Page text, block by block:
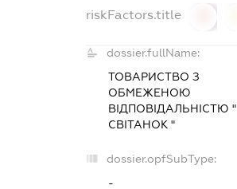
riskFactors.title
dossier.fullName:
ТОВАРИСТВО З
ОБМЕЖЕНОЮ
ВІДПОВІДАЛЬНІСТЮ "
СВІТАНОК "
dossier.opfSubType:
-